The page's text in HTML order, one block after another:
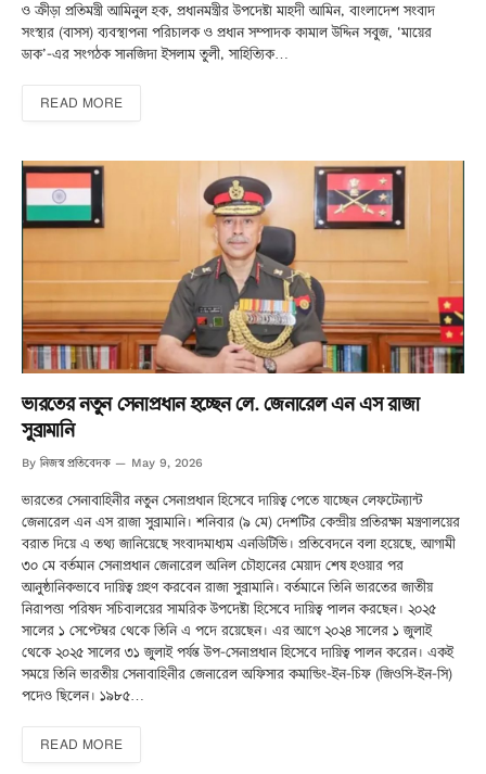
ও ক্রীড়া প্রতিমন্ত্রী আমিনুল হক, প্রধানমন্ত্রীর উপদেষ্টা মাহদী আমিন, বাংলাদেশ সংবাদ
সংস্থার (বাসস) ব্যবস্থাপনা পরিচালক ও প্রধান সম্পাদক কামাল উদ্দিন সবুজ, ‘মায়ের
ডাক’-এর সংগঠক সানজিদা ইসলাম তুলী, সাহিত্যিক…
READ MORE
ভারতের নতুন সেনাপ্রধান হচ্ছেন লে. জেনারেল এন এস রাজা
সুব্রামানি
By নিজস্ব প্রতিবেদক May 9, 2026
ভারতের সেনাবাহিনীর নতুন সেনাপ্রধান হিসেবে দায়িত্ব পেতে যাচ্ছেন লেফটেন্যান্ট
জেনারেল এন এস রাজা সুব্রামানি। শনিবার (৯ মে) দেশটির কেন্দ্রীয় প্রতিরক্ষা মন্ত্রণালয়ের
বরাত দিয়ে এ তথ্য জানিয়েছে সংবাদমাধ্যম এনডিটিভি। প্রতিবেদনে বলা হয়েছে, আগামী
৩০ মে বর্তমান সেনাপ্রধান জেনারেল অনিল চৌহানের মেয়াদ শেষ হওয়ার পর
আনুষ্ঠানিকভাবে দায়িত্ব গ্রহণ করবেন রাজা সুব্রামানি। বর্তমানে তিনি ভারতের জাতীয়
নিরাপত্তা পরিষদ সচিবালয়ের সামরিক উপদেষ্টা হিসেবে দায়িত্ব পালন করছেন। ২০২৫
সালের ১ সেপ্টেম্বর থেকে তিনি এ পদে রয়েছেন। এর আগে ২০২৪ সালের ১ জুলাই
থেকে ২০২৫ সালের ৩১ জুলাই পর্যন্ত উপ-সেনাপ্রধান হিসেবে দায়িত্ব পালন করেন। একই
সময়ে তিনি ভারতীয় সেনাবাহিনীর জেনারেল অফিসার কমান্ডিং-ইন-চিফ (জিওসি-ইন-সি)
পদেও ছিলেন। ১৯৮৫…
READ MORE